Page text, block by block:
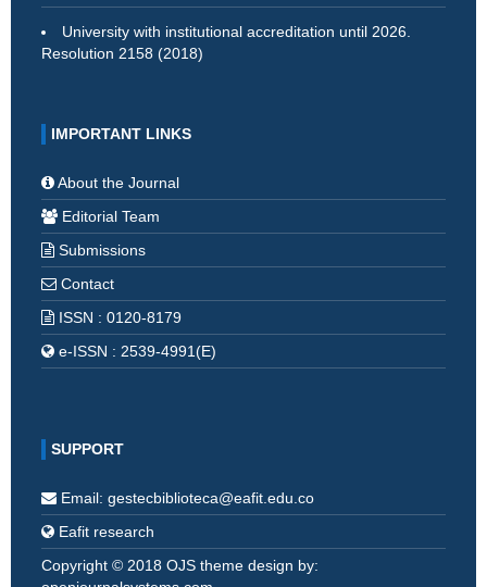
University with institutional accreditation until 2026.
Resolution 2158 (2018)
IMPORTANT LINKS
About the Journal
Editorial Team
Submissions
Contact
ISSN : 0120-8179
e-ISSN : 2539-4991(E)
SUPPORT
Email: gestecbiblioteca@eafit.edu.co
Eafit research
Copyright © 2018 OJS theme design by: